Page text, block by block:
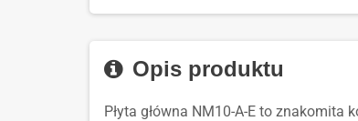
Opis produktu
Płyta główna NM10-A-E to